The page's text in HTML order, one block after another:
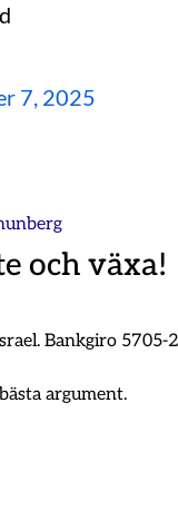
7, 2025
och växa!
Bankgiro 5705-
argument.